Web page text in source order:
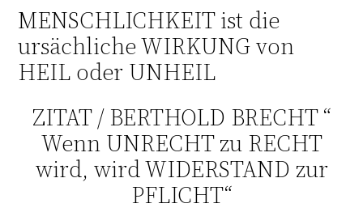
MENSCHLICHKEIT ist die
ursächliche WIRKUNG von
HEIL oder UNHEIL
ZITAT / BERTHOLD BRECHT “
Wenn UNRECHT zu RECHT
wird, wird WIDERSTAND zur
PFLICHT“